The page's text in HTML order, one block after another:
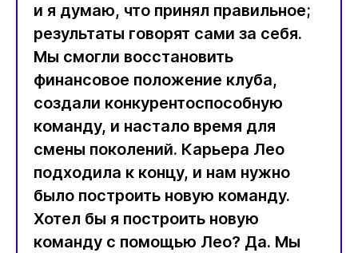
и я думаю, что принял правильное;
результаты говорят сами за себя.
Мы смогли восстановить
финансовое положение клуба,
создали конкурентоспособную
команду, и настало время для
смены поколений. Карьера Лео
подходила к концу, и нам нужно
было построить новую команду.
Хотел бы я построить новую
команду с помощью Лео? Да. Мы